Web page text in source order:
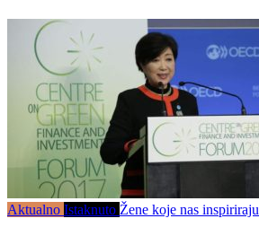
Aktualno Istaknuto Žene koje nas inspiriraju